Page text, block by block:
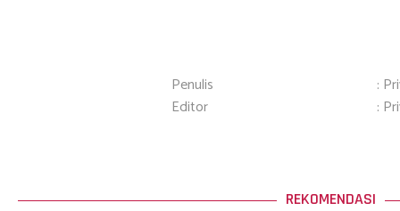
Penulis
:
Editor
:
REKOMENDASI